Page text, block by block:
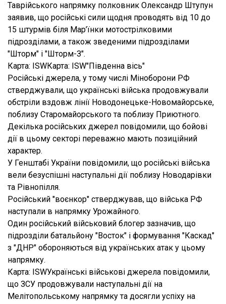
Таврійського напрямку полковник Олександр Штупун
заявив, що російські сили щодня проводять від 10 до
15 штурмів біля Мар’їнки мотострілковими
підрозділами, а також зведеними підрозділами
"Шторм" і "Шторм-З".
Карта: ISWКарта: ISW"Південна вісь"
Російські джерела, у тому числі Міноборони РФ
стверджували, що українські війська продовжували
обстріли вздовж лінії Новодонецьке-Новомайорське,
поблизу Старомайорського та поблизу Приютного.
Декілька російських джерел повідомили, що бойові
дії в цьому секторі переважно мають позиційний
характер.
У Генштабі України повідомили, що російські війська
вели безуспішні наступальні дії поблизу Новодарівки
та Рівнопілля.
Російський "воєнкор" стверджував, що війська РФ
наступали в напрямку Урожайного.
Один російський військовий блогер зазначив, що
підрозділи батальйону "Восток" і формування "Каскад"
з "ДНР" обороняються від українських атак у цьому
напрямку.
Карта: ISWУкраїнські військові джерела повідомили,
що ЗСУ продовжували наступальні дії на
Мелітопольському напрямку та досягли успіху на